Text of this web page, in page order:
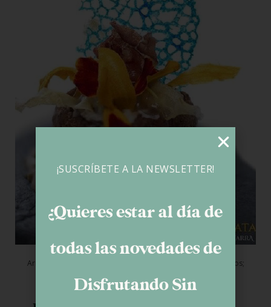
Arriba izda: Bombeja del Baserriberri; medio: huevos trufados;
derecha: pitxo «Iruñaquilazarra».
¡SUSCRÍBETE A LA NEWSLETTER!
¿Quieres estar al día de
todas las novedades de
Disfrutando Sin